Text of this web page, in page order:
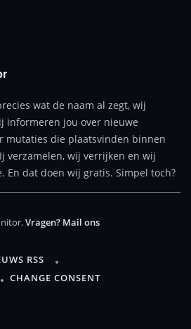
wat de naam al zegt, wij
informeren jou over nieuwe
mutaties die plaatsvinden binnen
verzamelen, wij verrijken en wij
dat doen wij gratis. Simpel toch?
Vragen? Mail ons
RSS
CHANGE CONSENT